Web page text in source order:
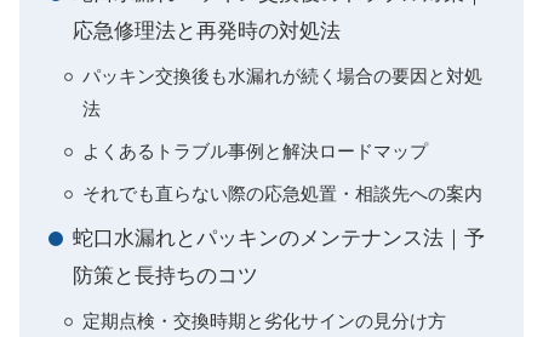
応急修理法と再発時の対処法
パッキン交換後も水漏れが続く場合の要因と対処
法
よくあるトラブル事例と解決ロードマップ
それでも直らない際の応急処置・相談先への案内
蛇口水漏れとパッキンのメンテナンス法｜予
防策と長持ちのコツ
定期点検・交換時期と劣化サインの見分け方